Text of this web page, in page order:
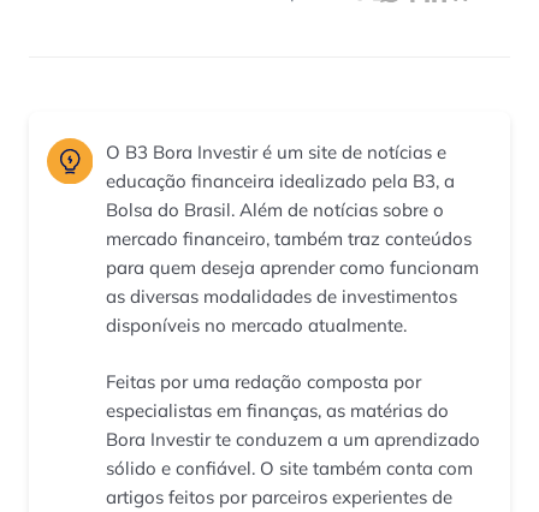
O B3 Bora Investir é um site de notícias e
educação financeira idealizado pela B3, a
Bolsa do Brasil. Além de notícias sobre o
mercado financeiro, também traz conteúdos
para quem deseja aprender como funcionam
as diversas modalidades de investimentos
disponíveis no mercado atualmente.
Feitas por uma redação composta por
especialistas em finanças, as matérias do
Bora Investir te conduzem a um aprendizado
sólido e confiável. O site também conta com
artigos feitos por parceiros experientes de